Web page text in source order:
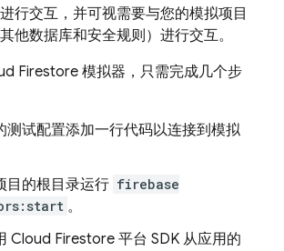
行交互，并可视需要与您的模拟项目
他数据库和安全规则）进行交互。
Firestore 模拟器，只需完成几个步
测试配置添加一行代码以连接到模拟
目的根目录运行 firebase
。
Cloud Firestore 平台 SDK 从应用的